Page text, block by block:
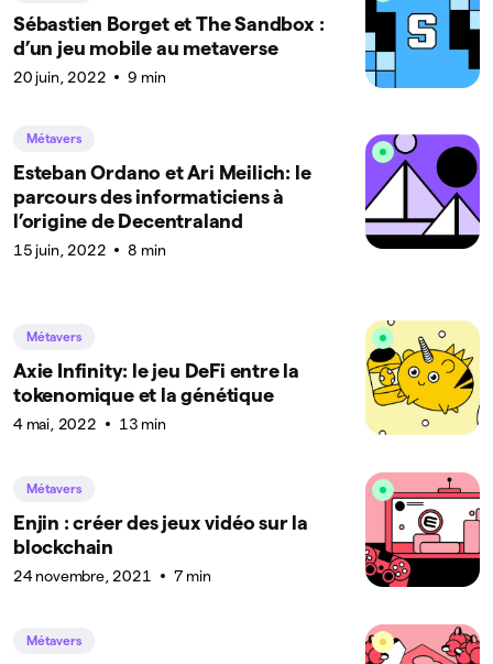
Sébastien Borget et The Sandbox :
d’un jeu mobile au metaverse
20 juin, 2022 9 min
Métavers
Esteban Ordano et Ari Meilich: le
parcours des informaticiens à
l’origine de Decentraland
15 juin, 2022 8 min
Métavers
Axie Infinity: le jeu DeFi entre la
tokenomique et la génétique
4 mai, 2022 13 min
Métavers
Enjin : créer des jeux vidéo sur la
blockchain
24 novembre, 2021 7 min
Métavers